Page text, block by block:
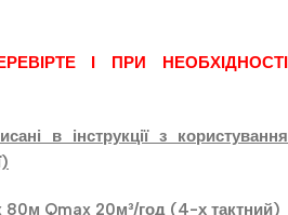
І ПРИ НЕОБХІДНОСТІ
в інструкції з користування
80м Qmax 20м³/год (4-х тактний)